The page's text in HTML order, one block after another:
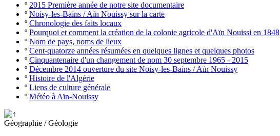
º 2015 Première année de notre site documentaire
º Noisy-les-Bains / Aïn Nouissy sur la carte
º Chronologie des faits locaux
º Pourquoi et comment la création de la colonie agricole d'Aïn Nouissi en 1848
º Nom de pays, noms de lieux
º Cent-quatorze années résumées en quelques lignes et quelques photos
º Cinquantenaire d'un changement de nom 30 septembre 1965 - 2015
º Décembre 2014 ouverture du site Noisy-les-Bains / Aïn Nouissy
º Histoire de l'Algérie
º Liens de culture générale
º Météo à Aïn-Nouissy
Géographie / Géologie